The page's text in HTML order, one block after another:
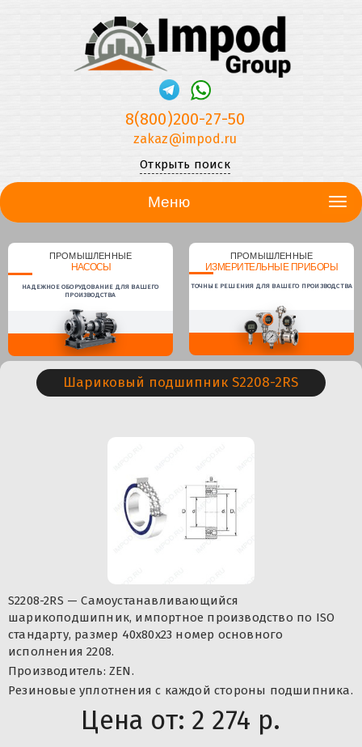
8(800)200-27-50
zakaz@impod.ru
Открыть поиск
Меню
ПРОМЫШЛЕННЫЕ
НАСОСЫ
НАДЕЖНОЕ ОБОРУДОВАНИЕ ДЛЯ ВАШЕГО
ПРОИЗВОДСТВА
ПРОМЫШЛЕННЫЕ
ИЗМЕРИТЕЛЬНЫЕ ПРИБОРЫ
ТОЧНЫЕ РЕШЕНИЯ ДЛЯ ВАШЕГО ПРОИЗВОДСТВА
Шариковый подшипник S2208-2RS
S2208-2RS — Самоустанавливающийся
шарикоподшипник, импортное производство по ISO
стандарту, размер 40x80x23 номер основного
исполнения 2208.
Производитель: ZEN.
Резиновые уплотнения с каждой стороны подшипника.
Цена от: 2 274 р.